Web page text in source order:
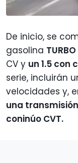
De inicio, se
gasolina
CV y un 1.5 con
serie, incluirán
velocidades y,
una
coninúo CVT.